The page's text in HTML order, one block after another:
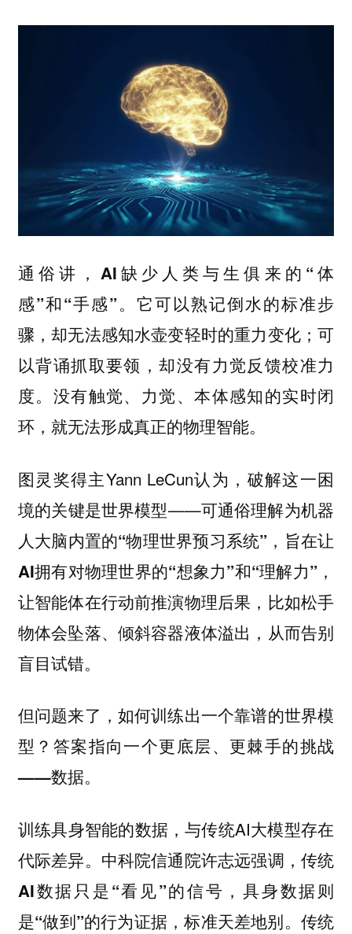
通俗讲， AI缺少人类与生俱来的“体
感”和“手感”。 它可以熟记倒水的标准步
骤，却无法感知水壶变轻时的重力变化；可
以背诵抓取要领，却没有力觉反馈校准力
度。 没有触觉、力觉、本体感知的实时闭
环，就无法形成真正的物理智能。
图灵奖得主Yann LeCun认为，破解这一困
境的关键是世界模型——可通俗理解为机器
人大脑内置的“物理世界预习系统”， 旨在让
AI拥有对物理世界的“想象力”和“理解力”，
让智能体在行动前推演物理后果，比如松手
物体会坠落、倾斜容器液体溢出，从而告别
盲目试错。
但问题来了，如何训练出一个靠谱的世界模
型？ 答案指向一个更底层、更棘手的挑战
——数据。
训练具身智能的数据，与传统AI大模型存在
代际差异。中科院信通院许志远强调， 传统
AI数据只是“看见”的信号，具身数据则
是“做到”的行为证据，标准天差地别。传统